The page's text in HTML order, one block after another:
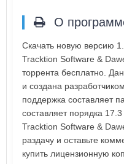
О
Скачать новую версию
Tracktion Software &
торрента бесплатно.
и создана
поддержка составляет
составляет порядка
Tracktion Software &
раздачу и оставьте
купить лицензионную